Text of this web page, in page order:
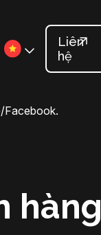
Liên
hệ
Facebook.
hàng